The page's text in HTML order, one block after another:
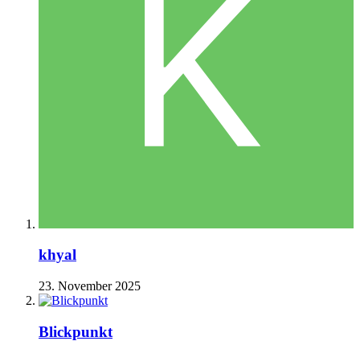
khyal
23. November 2025
Blickpunkt